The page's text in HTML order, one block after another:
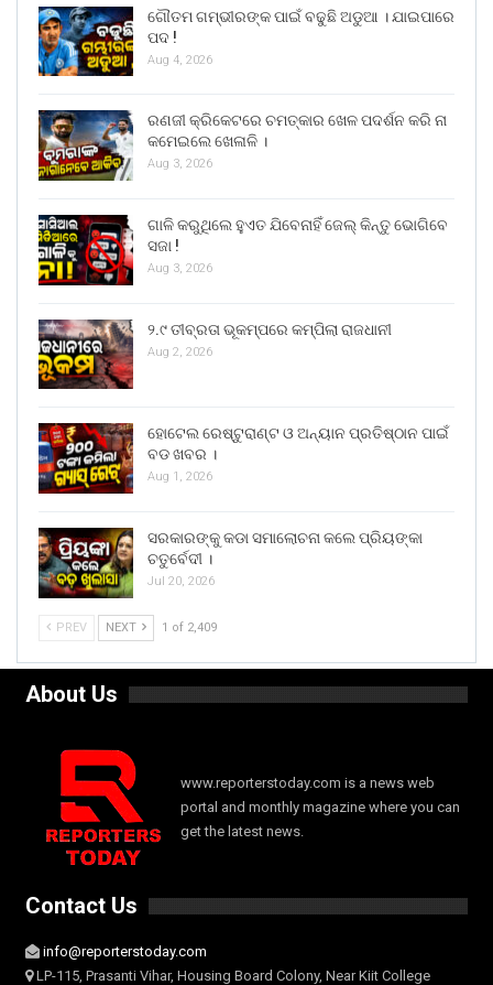
ଗୌତମ ଗମ୍ଭୀରଙ୍କ ପାଇଁ ବଢୁଛି ଅଡୁଆ । ଯାଇପାରେ
ପଦ !
Aug 4, 2026
ରଣଜୀ କ୍ରିକେଟରେ ଚମତ୍କାର ଖେଳ ପଦର୍ଶନ କରି ନା
କମେଇଲେ ଖେଳାଳି ।
Aug 3, 2026
ଗାଳି କରୁଥିଲେ ହୁଏତ ଯିବେନାହିଁ ଜେଲ୍ କିନ୍ତୁ ଭୋଗିବେ
ସଜା !
Aug 3, 2026
୨.୯ ତୀବ୍ରତା ଭୂକମ୍ପରେ କମ୍ପିଲା ରାଜଧାନୀ
Aug 2, 2026
ହୋଟେଲ ରେଷ୍ଟୁରାଣ୍ଟ ଓ ଅନ୍ୟାନ ପ୍ରତିଷ୍ଠାନ ପାଇଁ
ବଡ ଖବର ।
Aug 1, 2026
ସରକାରଙ୍କୁ କଡା ସମାଲୋଚନା କଲେ ପ୍ରିୟଙ୍କା
ଚତୁର୍ବେଦୀ ।
Jul 20, 2026
PREV NEXT 1 of 2,409
About Us
www.reporterstoday.com is a news web
portal and monthly magazine where you can
get the latest news.
Contact Us
info@reporterstoday.com
LP-115, Prasanti Vihar, Housing Board Colony, Near Kiit College